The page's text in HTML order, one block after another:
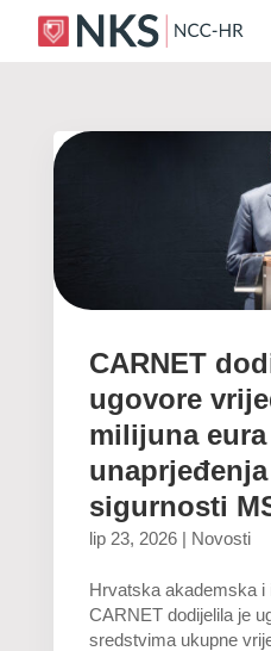
CARNET
ugovore
milijuna
sigurnosti
lip 23, 2026| Novosti
Hrvatska akademska
CARNET dodijelila je
sredstvima ukupne